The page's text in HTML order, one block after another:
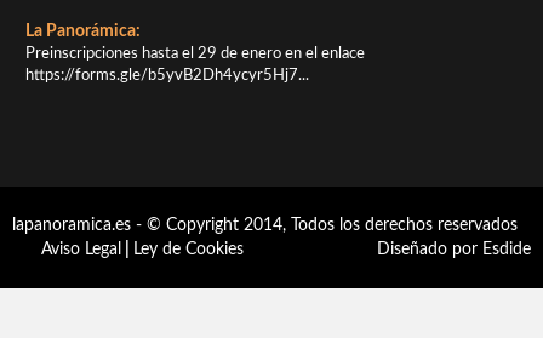
La Panorámica:
Preinscripciones hasta el 29 de enero en el enlace
https://forms.gle/b5yvB2Dh4ycyr5Hj7...
lapanoramica.es - © Copyright 2014, Todos los derechos reservados
Aviso Legal
Ley de Cookies Diseñado por Esdide